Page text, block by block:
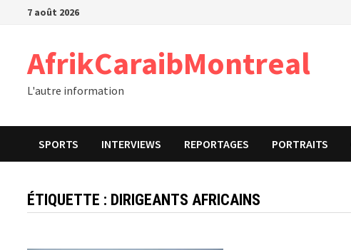
Passer7 août 2026
AfrikCaraibMontreal
L'autre information
SPORTS INTERVIEWS REPORTAGES PORTRAITS
ÉTIQUETTE : DIRIGEANTS AFRICAINS